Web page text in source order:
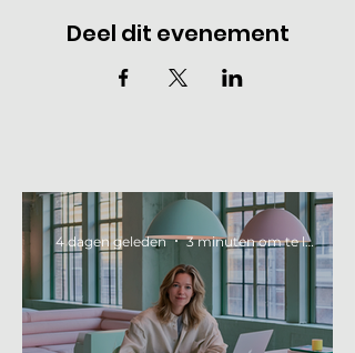
Deel dit evenement
4 dagen geleden 3 minuten om te lezen